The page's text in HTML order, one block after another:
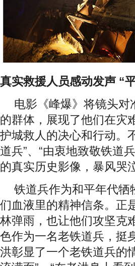
真实救援人员感动发声 “
电影《峰爆》将镜头
的群体，展现了他们在灾
护城救人的决心和行动。
道兵”、“由衷地致敬铁道
的真实历史影像，暴风哭泣
铁道兵作为和平年代牺
们血液里的精神信条。正
林弹雨，也让他们攻坚克
色作为一名老铁道兵，挺
洪彰显了一个老铁道兵的